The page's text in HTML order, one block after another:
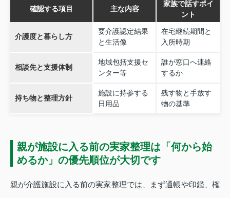
確認する項目 主な内容
家族で話すポイ
ント
介護度と暮らし方
要介護認定結果
と生活像
在宅継続期間と
入所時期
相談先と支援体制
地域包括支援セ
ンター等
誰が窓口へ連絡
するか
持ち物と整理方針
施設に持参する
日用品
残す物と手放す
物の基準
親が施設に入る前の実家整理は「何から始
めるか」の優先順位が大切です
親が介護施設に入る前の実家整理では、まず通帳や印鑑、権